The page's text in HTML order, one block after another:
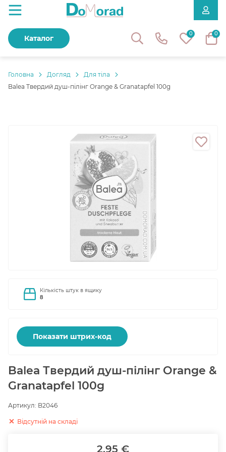
0 0
Каталог
Головнa Догляд
Для тіла
Balea Твердий душ-пілінг Orange & Granatapfel 100g
Кількість штук в ящику
8
Показати штрих-код
Balea Твердий душ-пілінг Orange &
Granatapfel 100g
Артикул: B2046
Відсутній на складі
2.95 €